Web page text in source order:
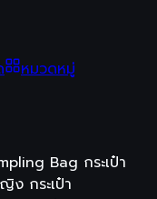
หมวดหมู่
Bag กระเป๋า
กระเป๋า